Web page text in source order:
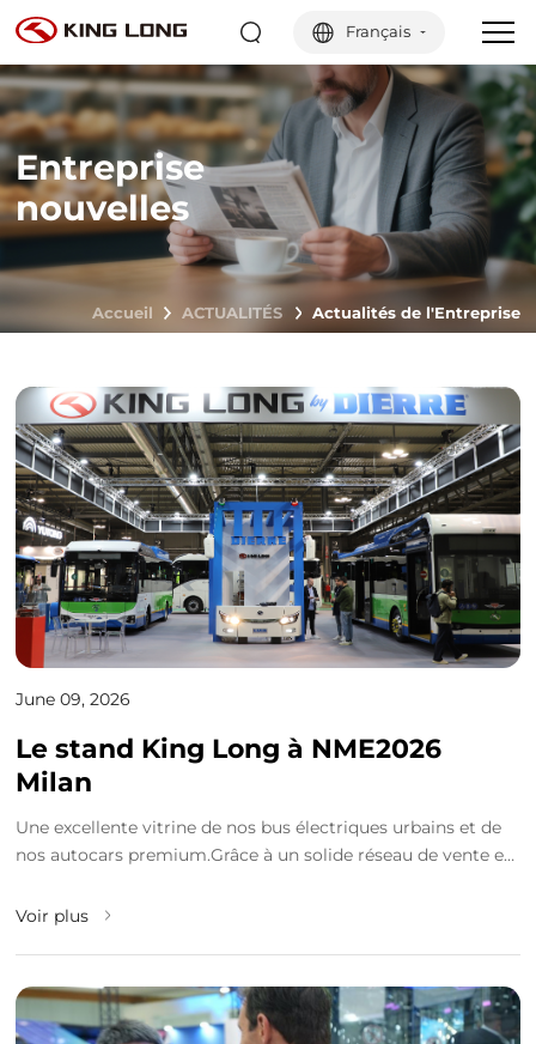
Français
Entreprise
nouvelles
Accueil ACTUALITÉS Actualités de l'Entreprise
June 09, 2026
Le stand King Long à NME2026
Milan
Une excellente vitrine de nos bus électriques urbains et de
nos autocars premium.Grâce à un solide réseau de vente et
Voir plus